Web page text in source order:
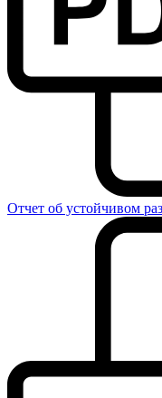
Отчет об устойчивом